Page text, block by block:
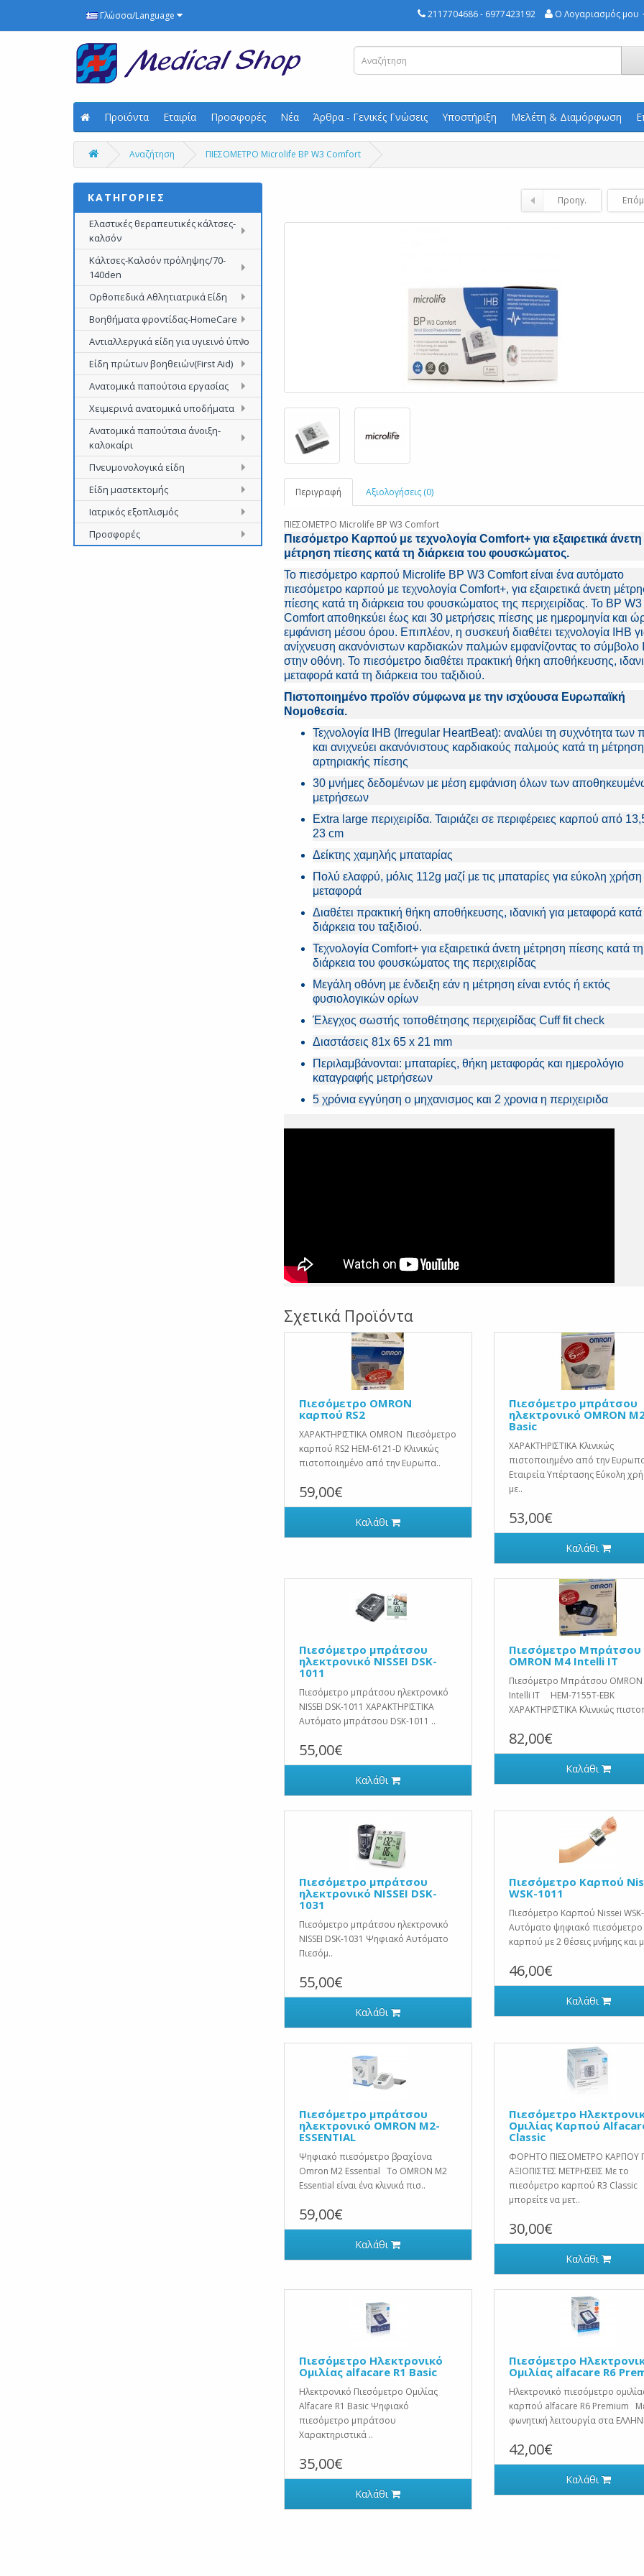
Γλώσσα/Language 2117704686 - 6977423192 Ο Λογαριασμός μου
Προϊόντα Εταιρία Προσφορές Νέα Άρθρα - Γενικές Γνώσεις Υποστήριξη Μελέτη & Διαμόρφωση
Αναζήτηση ΠΙΕΣΟΜΕΤΡΟ Microlife BP W3 Comfort
ΚΑΤΗΓΟΡΙΕΣ
Ελαστικές θεραπευτικές κάλτσες-
καλσόν
Κάλτσες-Καλσόν πρόληψης/70-
140den
Ορθοπεδικά Αθλητιατρικά Είδη
Βοηθήματα φροντίδας-HomeCare
Αντιαλλεργικά είδη για υγιεινό ύπνο
Είδη πρώτων βοηθειών(First Aid)
Ανατομικά παπούτσια εργασίας
Χειμερινά ανατομικά υποδήματα
Ανατομικά παπούτσια άνοιξη-
καλοκαίρι
Πνευμονολογικά είδη
Είδη μαστεκτομής
Ιατρικός εξοπλισμός
Προσφορές
Προηγ.
Περιγραφή Αξιολογήσεις (0)
ΠΙΕΣΟΜΕΤΡΟ Microlife BP W3 Comfort
Πιεσόμετρο Καρπού με τεχνολογία Comfort+ για εξαιρετικά άνετη
μέτρηση πίεσης κατά τη διάρκεια του φουσκώματος.
Το πιεσόμετρο καρπού Microlife BP W3 Comfort είναι ένα αυτόματο
πιεσόμετρο καρπού με τεχνολογία Comfort+, για εξαιρετικά άνετη
πίεσης κατά τη διάρκεια του φουσκώματος της περιχειρίδας. Το BP W3
Comfort αποθηκεύει έως και 30 μετρήσεις πίεσης με ημερομηνία και
εμφάνιση μέσου όρου. Επιπλέον, η συσκευή διαθέτει τεχνολογία IHB
ανίχνευση ακανόνιστων καρδιακών παλμών εμφανίζοντας το σύμβολο
στην οθόνη. Το πιεσόμετρο διαθέτει πρακτική θήκη αποθήκευσης,
μεταφορά κατά τη διάρκεια του ταξιδιού.
Πιστοποιημένο προϊόν σύμφωνα με την ισχύουσα Ευρωπαϊκή
Νομοθεσία.
Τεχνολογία IHB (Irregular HeartBeat): αναλύει τη συχνότητα των
και ανιχνεύει ακανόνιστους καρδιακούς παλμούς κατά τη
αρτηριακής πίεσης
30 μνήμες δεδομένων με μέση εμφάνιση όλων των
μετρήσεων
Extra large περιχειρίδα. Ταιριάζει σε περιφέρειες καρπού από
23 cm
Δείκτης χαμηλής μπαταρίας
Πολύ ελαφρύ, μόλις 112g μαζί με τις μπαταρίες για εύκολη χρήση
μεταφορά
Διαθέτει πρακτική θήκη αποθήκευσης, ιδανική για μεταφορά κατά
διάρκεια του ταξιδιού.
Τεχνολογία Comfort+ για εξαιρετικά άνετη μέτρηση πίεσης κατά τη
διάρκεια του φουσκώματος της περιχειρίδας
Μεγάλη οθόνη με ένδειξη εάν η μέτρηση είναι εντός ή εκτός
φυσιολογικών ορίων
Έλεγχος σωστής τοποθέτησης περιχειρίδας Cuff fit check
Διαστάσεις 81x 65 x 21 mm
Περιλαμβάνονται: μπαταρίες, θήκη μεταφοράς και ημερολόγιο
καταγραφής μετρήσεων
5 χρόνια εγγύηση ο μηχανισμος και 2 χρονια η περιχειριδα
Σχετικά Προϊόντα
Πιεσόμετρο OMRON
καρπού RS2
ΧΑΡΑΚΤΗΡΙΣΤΙΚΑ OMRON Πιεσόμετρο
καρπού RS2 HEM-6121-D Κλινικώς
πιστοποιημένο από την Ευρωπα..
59,00€
Καλάθι
Πιεσόμετρο μπράτσου
ηλεκτρονικό OMRON
Basic
ΧΑΡΑΚΤΗΡΙΣΤΙΚΑ Κλινικώς
πιστοποιημένο από την
Εταιρεία Υπέρτασης Εύκολη
με..
53,00€
Καλάθι
Πιεσόμετρο μπράτσου
ηλεκτρονικό NISSEI DSK-
1011
Πιεσόμετρο μπράτσου ηλεκτρονικό
NISSEI DSK-1011 ΧΑΡΑΚΤΗΡΙΣΤΙΚΑ
Αυτόματο μπράτσου DSK-1011 ..
55,00€
Καλάθι
Πιεσόμετρο Μπράτσου
OMRON M4 Intelli IT
Πιεσόμετρο Μπράτσου OMRON
Intelli IT HEM-7155T-EBK
ΧΑΡΑΚΤΗΡΙΣΤΙΚΑ Κλινικώς
82,00€
Καλάθι
Πιεσόμετρο μπράτσου
ηλεκτρονικό NISSEI DSK-
1031
Πιεσόμετρο μπράτσου ηλεκτρονικό
NISSEI DSK-1031 Ψηφιακό Αυτόματο
Πιεσόμ..
55,00€
Καλάθι
Πιεσόμετρο Καρπού
WSK-1011
Πιεσόμετρο Καρπού Nissei
Αυτόματο ψηφιακό πιεσόμετρο
καρπού με 2 θέσεις μνήμης και
46,00€
Καλάθι
Πιεσόμετρο μπράτσου
ηλεκτρονικό OMRON M2-
ESSENTIAL
Ψηφιακό πιεσόμετρο βραχίονα
Omron M2 Essential Το OMRON M2
Essential είναι ένα κλινικά πισ..
59,00€
Καλάθι
Πιεσόμετρο
Ομιλίας Καρπού
Classic
ΦΟΡΗΤΟ ΠΙΕΣΟΜΕΤΡΟ ΚΑΡΠΟΥ
ΑΞΙΟΠΙΣΤΕΣ ΜΕΤΡΗΣΕΙΣ Με το
πιεσόμετρο καρπού R3 Classic
μπορείτε να μετ..
30,00€
Καλάθι
Πιεσόμετρο Ηλεκτρονικό
Ομιλίας alfacare R1 Basic
Ηλεκτρονικό Πιεσόμετρο Ομιλίας
Alfacare R1 Basic Ψηφιακό
πιεσόμετρο μπράτσου
Χαρακτηριστικά ..
35,00€
Καλάθι
Πιεσόμετρο
Ομιλίας alfacare R6
Ηλεκτρονικό πιεσόμετρο
καρπού alfacare R6 Premium
φωνητική λειτουργία στα
42,00€
Καλάθι